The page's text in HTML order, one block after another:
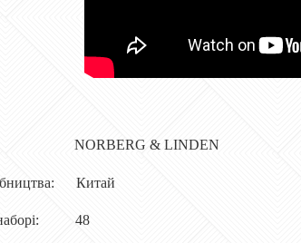
NORBERG & LINDEN
Китай
48